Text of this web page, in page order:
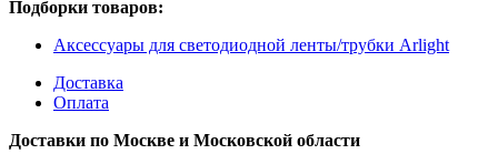
Подборки товаров:
Аксессуары для светодиодной ленты/трубки Arlight
Доставка
Оплата
Доставки по Москве и Московской области